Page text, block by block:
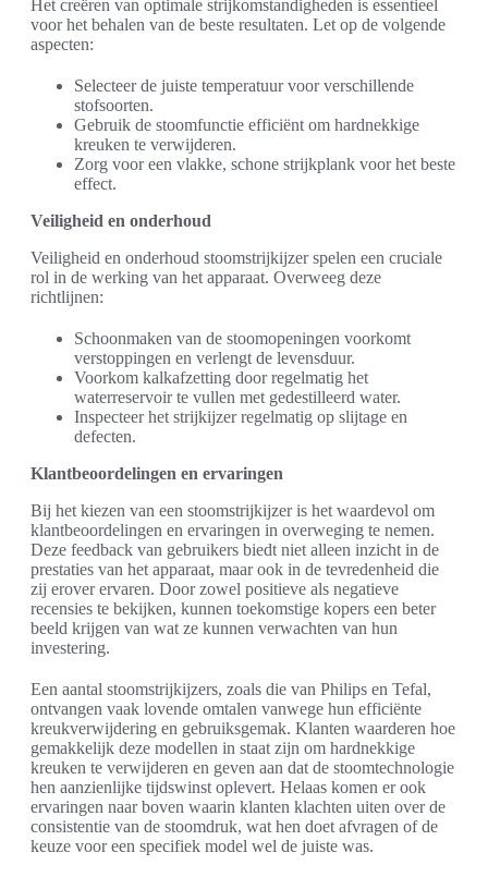
Het creëren van optimale strijkomstandigheden is essentieel
voor het behalen van de beste resultaten. Let op de volgende
aspecten:
Selecteer de juiste temperatuur voor verschillende
stofsoorten.
Gebruik de stoomfunctie efficiënt om hardnekkige
kreuken te verwijderen.
Zorg voor een vlakke, schone strijkplank voor het beste
effect.
Veiligheid en onderhoud
Veiligheid en onderhoud stoomstrijkijzer spelen een cruciale
rol in de werking van het apparaat. Overweeg deze
richtlijnen:
Schoonmaken van de stoomopeningen voorkomt
verstoppingen en verlengt de levensduur.
Voorkom kalkafzetting door regelmatig het
waterreservoir te vullen met gedestilleerd water.
Inspecteer het strijkijzer regelmatig op slijtage en
defecten.
Klantbeoordelingen en ervaringen
Bij het kiezen van een stoomstrijkijzer is het waardevol om
klantbeoordelingen en ervaringen in overweging te nemen.
Deze feedback van gebruikers biedt niet alleen inzicht in de
prestaties van het apparaat, maar ook in de tevredenheid die
zij erover ervaren. Door zowel positieve als negatieve
recensies te bekijken, kunnen toekomstige kopers een beter
beeld krijgen van wat ze kunnen verwachten van hun
investering.
Een aantal stoomstrijkijzers, zoals die van Philips en Tefal,
ontvangen vaak lovende omtalen vanwege hun efficiënte
kreukverwijdering en gebruiksgemak. Klanten waarderen hoe
gemakkelijk deze modellen in staat zijn om hardnekkige
kreuken te verwijderen en geven aan dat de stoomtechnologie
hen aanzienlijke tijdswinst oplevert. Helaas komen er ook
ervaringen naar boven waarin klanten klachten uiten over de
consistentie van de stoomdruk, wat hen doet afvragen of de
keuze voor een specifiek model wel de juiste was.